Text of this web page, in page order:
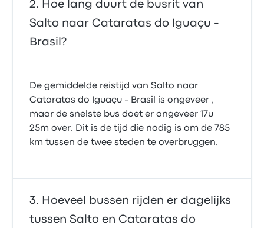
Hoe lang duurt de busrit van
Salto naar Cataratas do Iguaçu -
Brasil?
De gemiddelde reistijd van Salto naar
Cataratas do Iguaçu - Brasil is ongeveer ,
maar de snelste bus doet er ongeveer 17u
25m over. Dit is de tijd die nodig is om de 785
km tussen de twee steden te overbruggen.
Hoeveel bussen rijden er dagelijks
tussen Salto en Cataratas do